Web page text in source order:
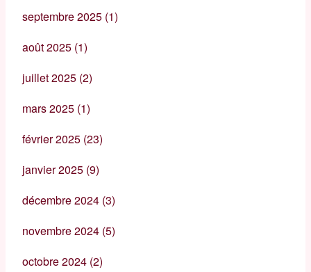
septembre 2025 (1)
août 2025 (1)
juillet 2025 (2)
mars 2025 (1)
février 2025 (23)
janvier 2025 (9)
décembre 2024 (3)
novembre 2024 (5)
octobre 2024 (2)